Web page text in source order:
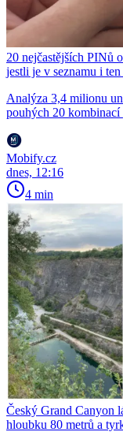
20 nejčastějších PINů
jestli je v seznamu i
Analýza 3,4 milionu
pouhých 20
Mobify.cz
dnes, 12:16
4 min
Český Grand Canyon
hloubku 80 metrů a